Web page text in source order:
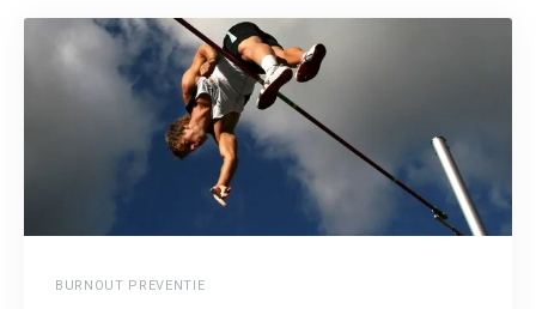
BURNOUT PREVENTIE